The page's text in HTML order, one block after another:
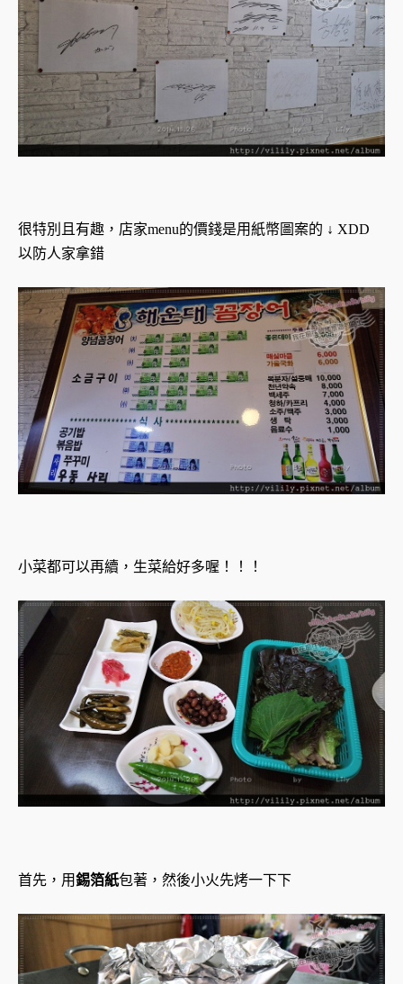
很特別且有趣，店家menu的價錢是用紙幣圖案的 ↓ XDD
以防人家拿錯
小菜都可以再續，生菜給好多喔！！！
首先，用錫箔紙包著，然後小火先烤一下下